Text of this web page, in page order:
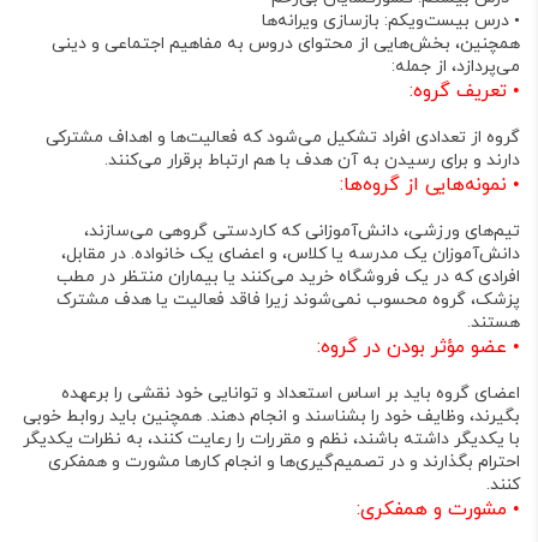
• درس بیست‌و‌یکم: بازسازی ویرانه‌ها
همچنین، بخش‌هایی از محتوای دروس به مفاهیم اجتماعی و دینی
می‌پردازد، از جمله:
• تعریف گروه:
گروه از تعدادی افراد تشکیل می‌شود که فعالیت‌ها و اهداف مشترکی
دارند و برای رسیدن به آن هدف با هم ارتباط برقرار می‌کنند.
• نمونه‌هایی از گروه‌ها:
تیم‌های ورزشی، دانش‌آموزانی که کاردستی گروهی می‌سازند،
دانش‌آموزان یک مدرسه یا کلاس، و اعضای یک خانواده. در مقابل،
افرادی که در یک فروشگاه خرید می‌کنند یا بیماران منتظر در مطب
پزشک، گروه محسوب نمی‌شوند زیرا فاقد فعالیت یا هدف مشترک
هستند.
• عضو مؤثر بودن در گروه:
اعضای گروه باید بر اساس استعداد و توانایی خود نقشی را برعهده
بگیرند، وظایف خود را بشناسند و انجام دهند. همچنین باید روابط خوبی
با یکدیگر داشته باشند، نظم و مقررات را رعایت کنند، به نظرات یکدیگر
احترام بگذارند و در تصمیم‌گیری‌ها و انجام کارها مشورت و همفکری
کنند.
• مشورت و همفکری: